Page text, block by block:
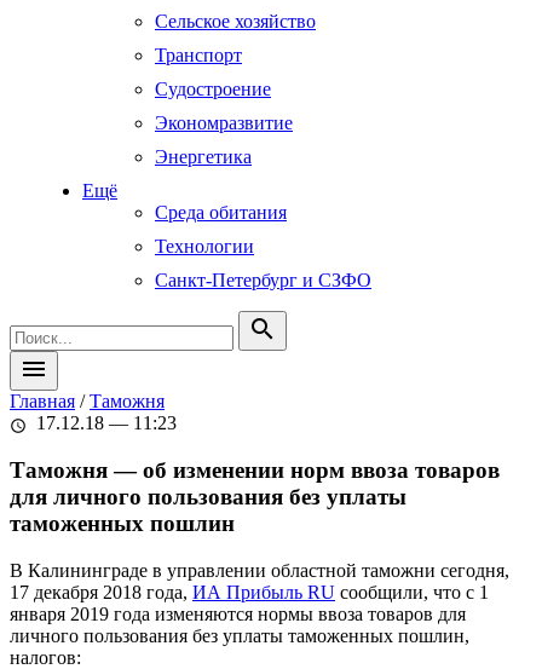
Сельское хозяйство
Транспорт
Судостроение
Экономразвитие
Энергетика
Ещё
Среда обитания
Технологии
Санкт-Петербург и СЗФО
search
menu
Главная /Таможня
schedule 17.12.18 — 11:23
Таможня — об изменении норм ввоза товаров
для личного пользования без уплаты
таможенных пошлин
В Калининграде в управлении областной таможни сегодня,
17 декабря 2018 года, ИА Прибыль RU сообщили, что с 1
января 2019 года изменяются нормы ввоза товаров для
личного пользования без уплаты таможенных пошлин,
налогов: